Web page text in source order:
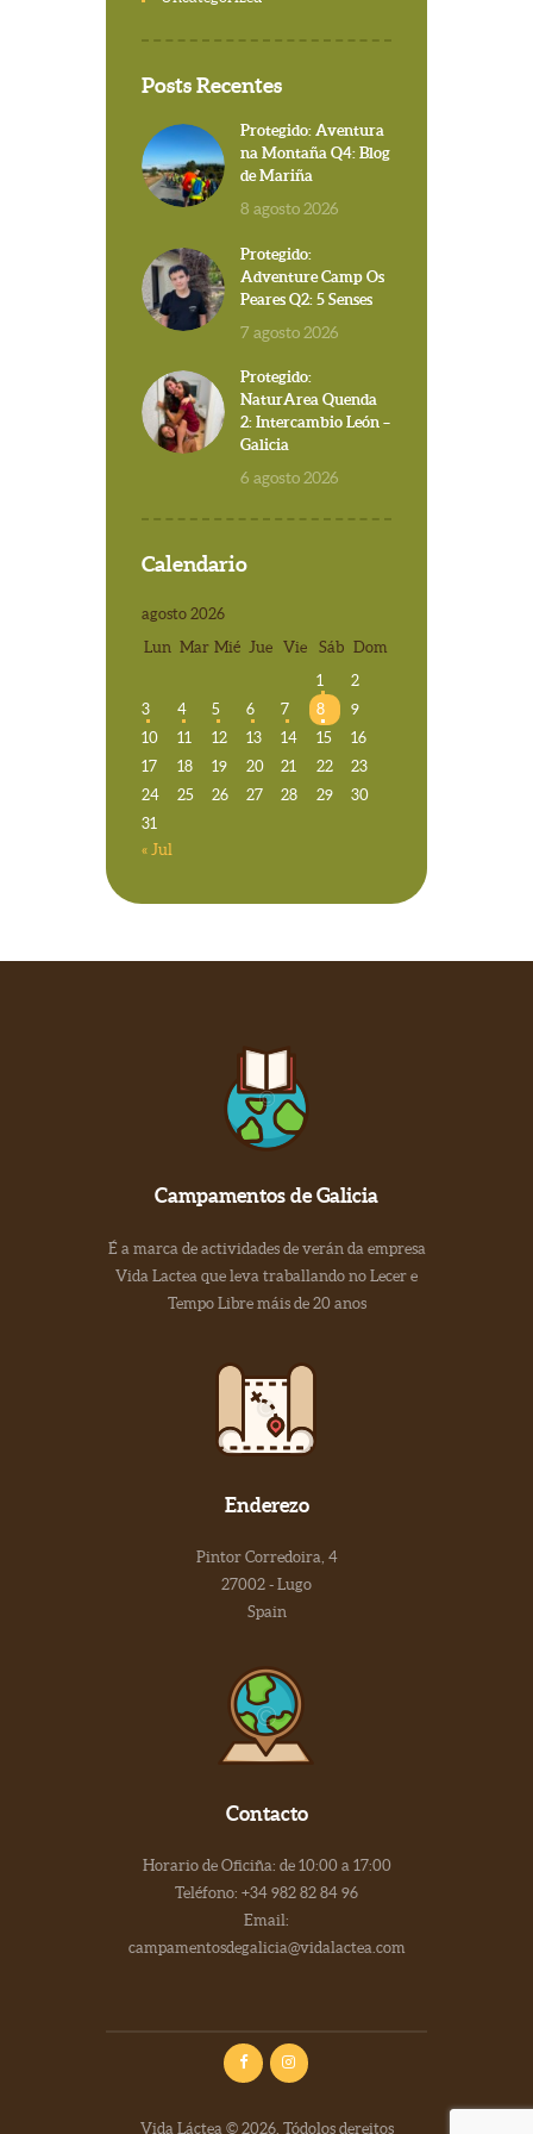
Posts Recentes
Protegido: Aventura
na Montaña Q4: Blog
de Mariña
8 agosto 2026
Protegido:
Adventure Camp Os
Peares Q2: 5 Senses
7 agosto 2026
Protegido:
NaturArea Quenda
2: Intercambio León –
Galicia
6 agosto 2026
Calendario
agosto 2026
Lun Mar Mié Jue Vie Sáb Dom
1
2
3
4 5 6 7 8
9
10
11 12 13 14 15
16
17
18 19 20 21 22
23
24
25 26 27 28 29
30
31
« Jul
Campamentos de Galicia
É a marca de actividades de verán da empresa
Vida Lactea que leva traballando no Lecer e
Tempo Libre máis de 20 anos
Enderezo
Pintor Corredoira, 4
27002 - Lugo
Spain
Contacto
Horario de Oficiña: de 10:00 a 17:00
Teléfono: +34 982 82 84 96
Email:
campamentosdegalicia@vidalactea.com
Vida Láctea © 2026. Tódolos dereitos